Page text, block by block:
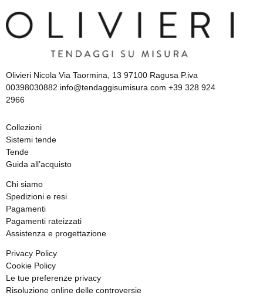
Olivieri Nicola Via Taormina, 13 97100 Ragusa P.iva
00398030882 info@tendaggisumisura.com +39 328 924
2966
Collezioni
Sistemi tende
Tende
Guida all’acquisto
Chi siamo
Spedizioni e resi
Pagamenti
Pagamenti rateizzati
Assistenza e progettazione
Privacy Policy
Cookie Policy
Le tue preferenze privacy
Risoluzione online delle controversie